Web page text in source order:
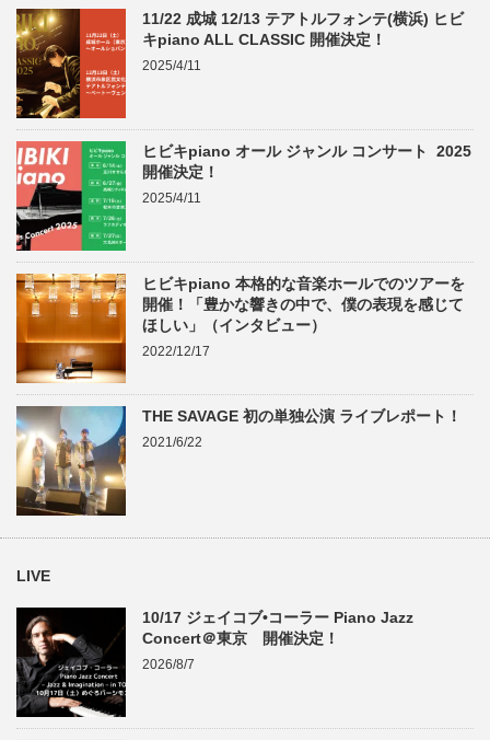
11/22 成城 12/13 テアトルフォンテ(横浜) ヒビ
キpiano ALL CLASSIC 開催決定！
2025/4/11
ヒビキpiano オール ジャンル コンサート 2025
開催決定！
2025/4/11
ヒビキpiano 本格的な音楽ホールでのツアーを
開催！「豊かな響きの中で、僕の表現を感じて
ほしい」（インタビュー）
2022/12/17
THE SAVAGE 初の単独公演 ライブレポート！
2021/6/22
LIVE
10/17 ジェイコブ•コーラー Piano Jazz
Concert＠東京 開催決定！
2026/8/7